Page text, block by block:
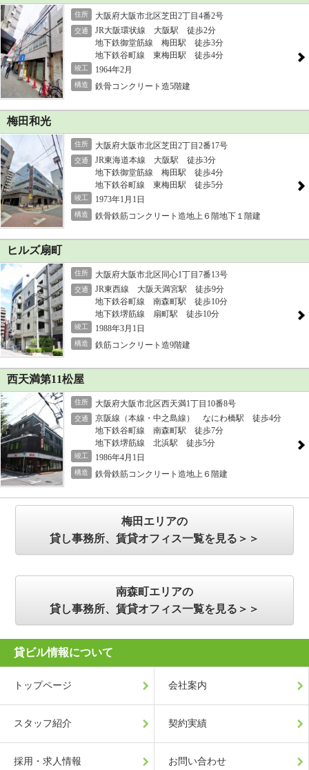
住所 大阪府大阪市北区芝田2丁目4番2号
交通
JR大阪環状線 大阪駅 徒歩2分
地下鉄御堂筋線 梅田駅 徒歩3分
地下鉄谷町線 東梅田駅 徒歩4分
竣工 1964年2月
構造 鉄骨コンクリート造5階建
梅田和光
住所 大阪府大阪市北区芝田2丁目2番17号
交通
JR東海道本線 大阪駅 徒歩3分
地下鉄御堂筋線 梅田駅 徒歩4分
地下鉄谷町線 東梅田駅 徒歩5分
竣工 1973年1月1日
構造 鉄骨鉄筋コンクリート造地上６階地下１階建
ヒルズ扇町
住所 大阪府大阪市北区同心1丁目7番13号
交通
JR東西線 大阪天満宮駅 徒歩9分
地下鉄谷町線 南森町駅 徒歩10分
地下鉄堺筋線 扇町駅 徒歩10分
竣工 1988年3月1日
構造 鉄筋コンクリート造9階建
西天満第11松屋
住所 大阪府大阪市北区西天満1丁目10番8号
交通
京阪線（本線・中之島線） なにわ橋駅 徒歩4分
地下鉄谷町線 南森町駅 徒歩7分
地下鉄堺筋線 北浜駅 徒歩5分
竣工 1986年4月1日
構造 鉄骨鉄筋コンクリート造地上６階建
梅田エリアの
貸し事務所、賃貸オフィス一覧を見る＞＞
南森町エリアの
貸し事務所、賃貸オフィス一覧を見る＞＞
貸ビル情報について
トップページ 会社案内
スタッフ紹介 契約実績
採用・求人情報 お問い合わせ